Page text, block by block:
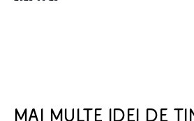
MAI MULTE IDEI DE